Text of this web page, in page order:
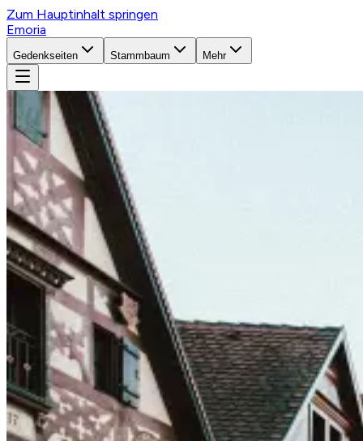
Zum Hauptinhalt springen
Emoria
Gedenkseiten Stammbaum Mehr